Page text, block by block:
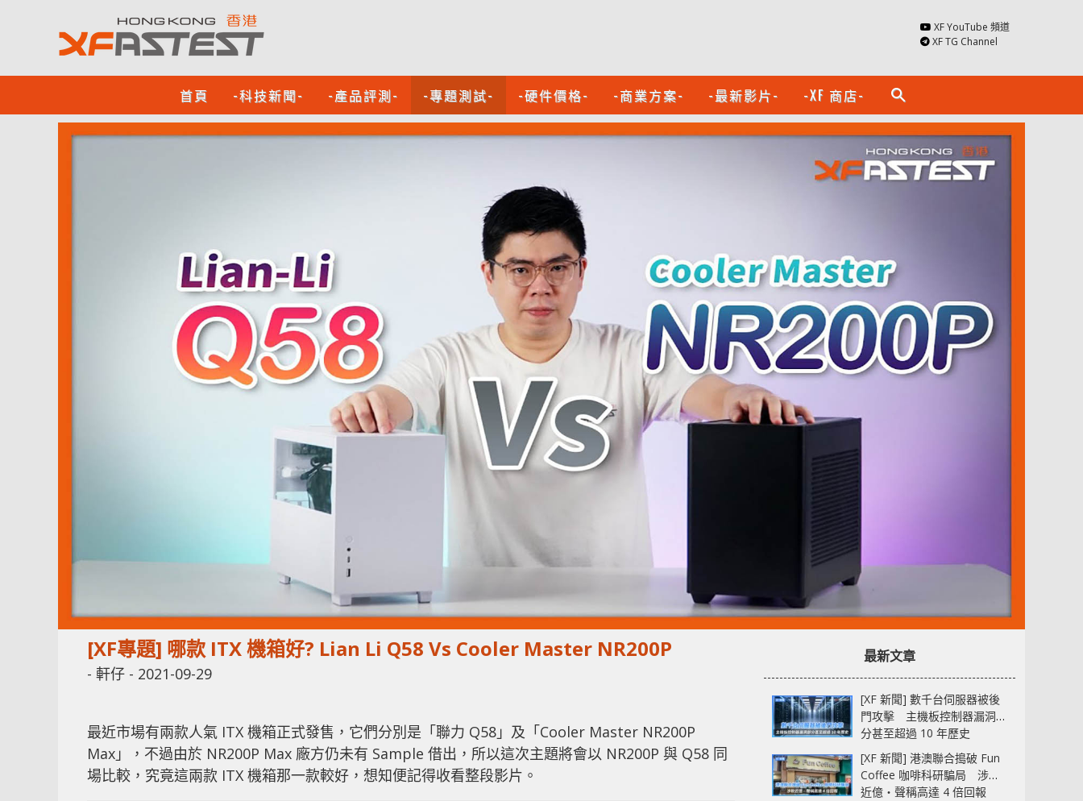
XF YouTube 頻道
XF TG Channel
首頁 -科技新聞- -產品評測- -專題測試- -硬件價格- -商業方案- -最新影片- -XF 商店- search
[XF專題] 哪款 ITX 機箱好? Lian Li Q58 Vs Cooler Master NR200P
- 軒仔 - 2021-09-29
最近市場有兩款人氣 ITX 機箱正式發售，它們分別是「聯力 Q58」及「Cooler Master NR200P
Max」，不過由於 NR200P Max 廠方仍未有 Sample 借出，所以這次主題將會以 NR200P 與 Q58 同
場比較，究竟這兩款 ITX 機箱那一款較好，想知便記得收看整段影片。
最新文章
[XF 新聞] 數千台伺服器被後
門攻擊 主機板控制器漏洞部
分甚至超過 10 年歷史
[XF 新聞] 港澳聯合搗破 Fun
Coffee 咖啡科研騙局 涉款
近億‧聲稱高達 4 倍回報